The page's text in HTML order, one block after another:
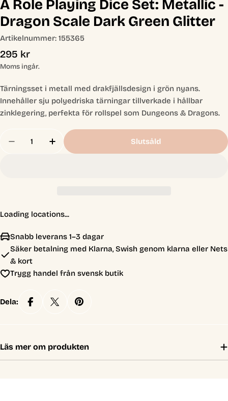
A Role Playing Dice Set: Metallic -
Dragon Scale Dark Green Glitter
Artikelnummer: 155365
Ordinarie
pris
295 kr
Moms ingår.
Tärningsset i metall med drakfjällsdesign i grön nyans.
Innehåller sju polyedriska tärningar tillverkade i hållbar
zinklegering, perfekta för rollspel som Dungeons & Dragons.
Minska Antal För A Role Playing Dice Set:
Öka Antal För A Role Playing Dice Set:
Slutsåld
Loading locations...
Snabb leverans 1–3 dagar
Säker betalning med Klarna, Swish genom klarna eller Nets
& kort
Trygg handel från svensk butik
Dela:
Läs mer om produkten